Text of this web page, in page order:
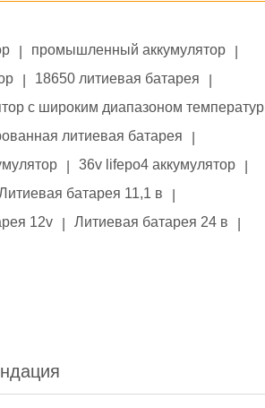
промышленный аккумулятор
18650 литиевая батарея
с широким диапазоном температур
литиевая батарея
36v lifepo4 аккумулятор
батарея 11,1 в
12v Литиевая батарея 24 в